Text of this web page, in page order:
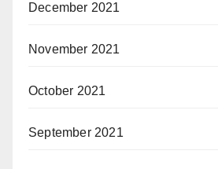
December 2021
November 2021
October 2021
September 2021